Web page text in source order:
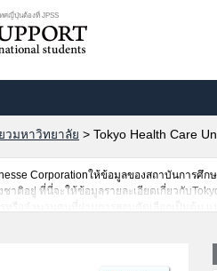
ทศญี่ปุ่นต้องที่ JPSS
วมหาวิทยาลัย > Tokyo Health Care
Corporationให้ข้อมูลของสถาบันการ
อยู่ ที่นี่จะให้ข้อมูลรายละเอียดเกี่ยวกับ
อจำนวนคนที่ผ่านการสอบคัดเลือกเป็นต้น,แ